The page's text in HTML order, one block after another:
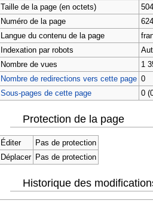
Taille de la page (en octets)
504
Numéro de la page
Langue du contenu de la page
Indexation par robots
Nombre de vues
1
Nombre de redirections vers cette page 0
Sous-pages de cette page
0
Protection de la page
Éditer
Pas de protection
Déplacer
Pas de protection
Historique des